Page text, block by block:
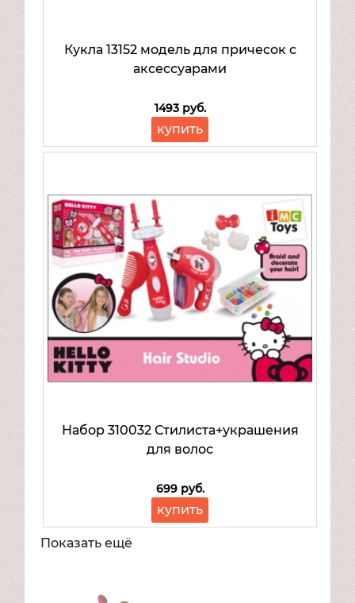
Кукла 13152 модель для причесок с
аксессуарами
1493 руб.
купить
Набор 310032 Стилиста+украшения
для волос
699 руб.
купить
Показать ещё